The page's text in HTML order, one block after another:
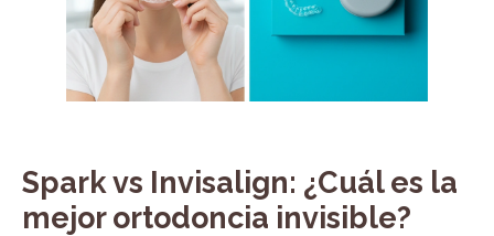
Spark vs Invisalign: ¿Cuál es la
mejor ortodoncia invisible?